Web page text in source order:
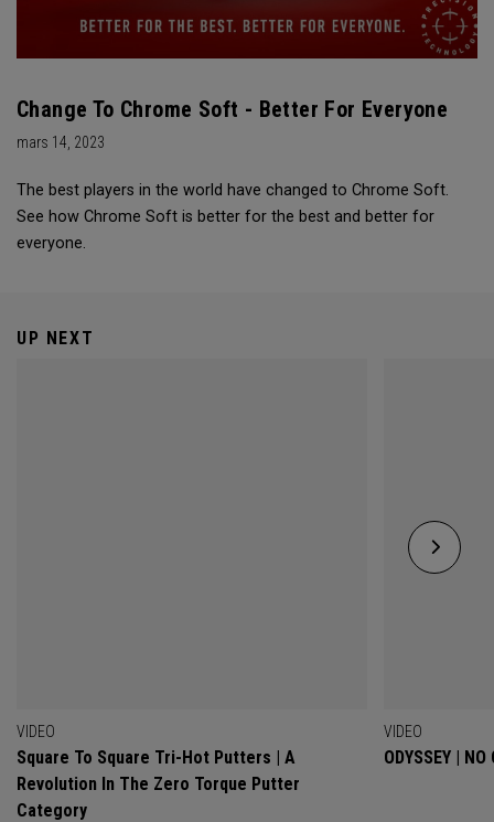
Change To Chrome Soft - Better For Everyone
mars 14, 2023
The best players in the world have changed to Chrome Soft.
See how Chrome Soft is better for the best and better for
everyone.
UP NEXT
VIDEO
Square To Square Tri-Hot Putters | A
Revolution In The Zero Torque Putter
Category
VIDEO
ODYSSEY |